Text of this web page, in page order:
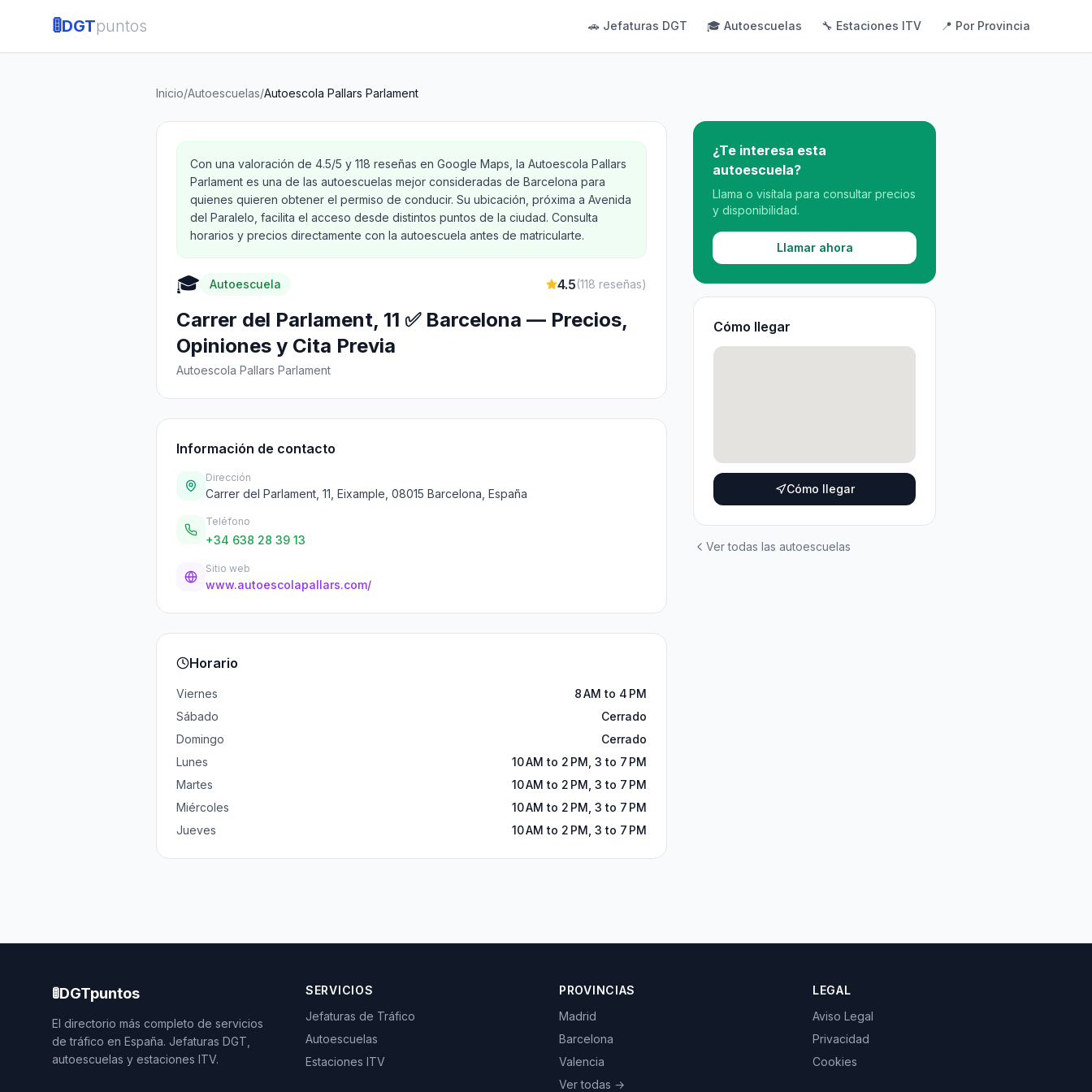
🚦DGTpuntos 🚗 Jefaturas DGT 🎓 Autoescuelas 🔧 Estaciones ITV 📍 Por Provincia
Inicio/Autoescuelas/Autoescola Pallars Parlament
Con una valoración de 4.5/5 y 118 reseñas en Google Maps, la Autoescola Pallars
Parlament es una de las autoescuelas mejor consideradas de Barcelona para
quienes quieren obtener el permiso de conducir. Su ubicación, próxima a Avenida
del Paralelo, facilita el acceso desde distintos puntos de la ciudad. Consulta
horarios y precios directamente con la autoescuela antes de matricularte.
🎓 Autoescuela 4.5(118 reseñas)
Carrer del Parlament, 11 ✅ Barcelona — Precios,
Opiniones y Cita Previa
Autoescola Pallars Parlament
Información de contacto
Dirección
Carrer del Parlament, 11, Eixample, 08015 Barcelona, España
Teléfono
+34 638 28 39 13
Sitio web
www.autoescolapallars.com/
Horario
Viernes
8 AM to 4 PM
Sábado
Cerrado
Domingo
Cerrado
Lunes
10 AM to 2 PM, 3 to 7 PM
Martes
10 AM to 2 PM, 3 to 7 PM
Miércoles
10 AM to 2 PM, 3 to 7 PM
Jueves
10 AM to 2 PM, 3 to 7 PM
¿Te interesa esta
autoescuela?
Llama o visítala para consultar precios
y disponibilidad.
Llamar ahora
Cómo llegar
Cómo llegar
Ver todas las autoescuelas
🚦DGTpuntos
El directorio más completo de servicios
de tráfico en España. Jefaturas DGT,
autoescuelas y estaciones ITV.
SERVICIOS
Jefaturas de Tráfico
Autoescuelas
Estaciones ITV
PROVINCIAS
Madrid
Barcelona
Valencia
Ver todas →
LEGAL
Aviso Legal
Privacidad
Cookies